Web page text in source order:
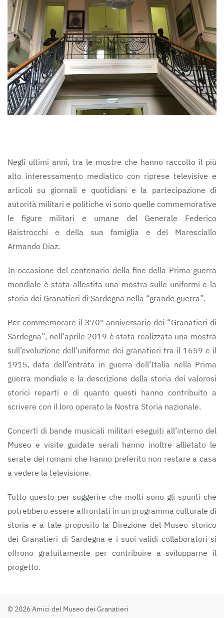
Negli ultimi anni, tra le mostre che hanno raccolto il più
alto interessamento mediatico con riprese televisive e
articoli su giornali e quotidiani e la partecipazione di
autorità militari e politiche vi sono quelle commemorative
le figure militari e umane del Generale Federico
Baistrocchi e della sua famiglia e del Maresciallo
Armando Diaz.
In occasione del centenario della fine della Prima guerra
mondiale è stata allestita una mostra sulle uniformi e la
storia dei Granatieri di Sardegna nella “grande guerra”.
Per commemorare il 370° anniversario dei “Granatieri di
Sardegna”, nell’aprile 2019 è stata realizzata una mostra
sull’evoluzione dell’uniforme dei granatieri tra il 1659 e il
1915, data dell’entrata in guerra dell’Italia nella Prima
guerra mondiale e la descrizione della storia dei valorosi
storici reparti e di quanto questi hanno contribuito a
scrivere con il loro operato la Nostra Storia nazionale.
Concerti di bande musicali militari eseguiti all’interno del
Museo e visite guidate serali hanno inoltre allietato le
serate dei romani che hanno preferito non restare a casa
a vedere la televisione.
Tutto questo per suggerire che molti sono gli spunti che
potrebbero essere affrontati in un programma culturale di
storia e a tale proposito la Direzione del Museo storico
dei Granatieri di Sardegna e i suoi validi collaboratori si
offrono gratuitamente per contribuire a svilupparne il
progetto.
© 2026Amici del Museo dei Granatieri